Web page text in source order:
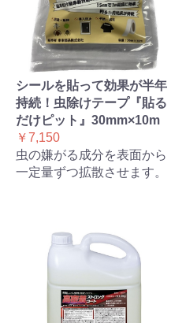
シールを貼って効果が半年
持続！虫除けテープ『貼る
だけピット』30mm×10m
￥7,150
虫の嫌がる成分を表面から
一定量ずつ拡散させます。